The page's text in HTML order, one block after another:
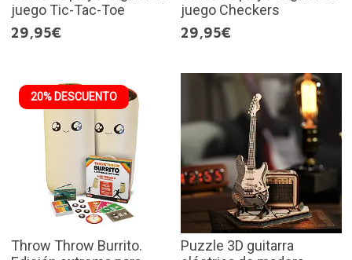
juego Tic-Tac-Toe
29,95€
juego Checkers
29,95€
20% DESCUENTO
Throw Throw Burrito.
Puzzle 3D guitarra